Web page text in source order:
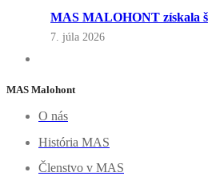
MAS MALOHONT získala
7. júla 2026
MAS Malohont
O nás
História MAS
Členstvo v MAS